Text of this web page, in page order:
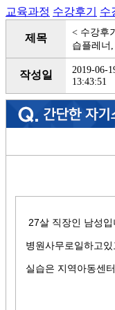
교육과정 수강후기 수
제목
< 수강후
습플레너
작성일
2019-06-
13:43:51
27살 직장인 남성입
병원사무로일하고
실습은 지역아동센